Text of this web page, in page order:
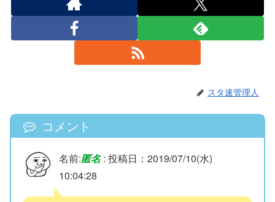
スタ速管理人
コメント
名前:匿名: 投稿日：2019/07/10(水)
10:04:28